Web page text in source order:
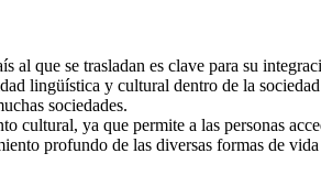
al que se trasladan es clave para su
lingüística y cultural dentro de la
sociedades.
cultural, ya que permite a las personas
profundo de las diversas formas de